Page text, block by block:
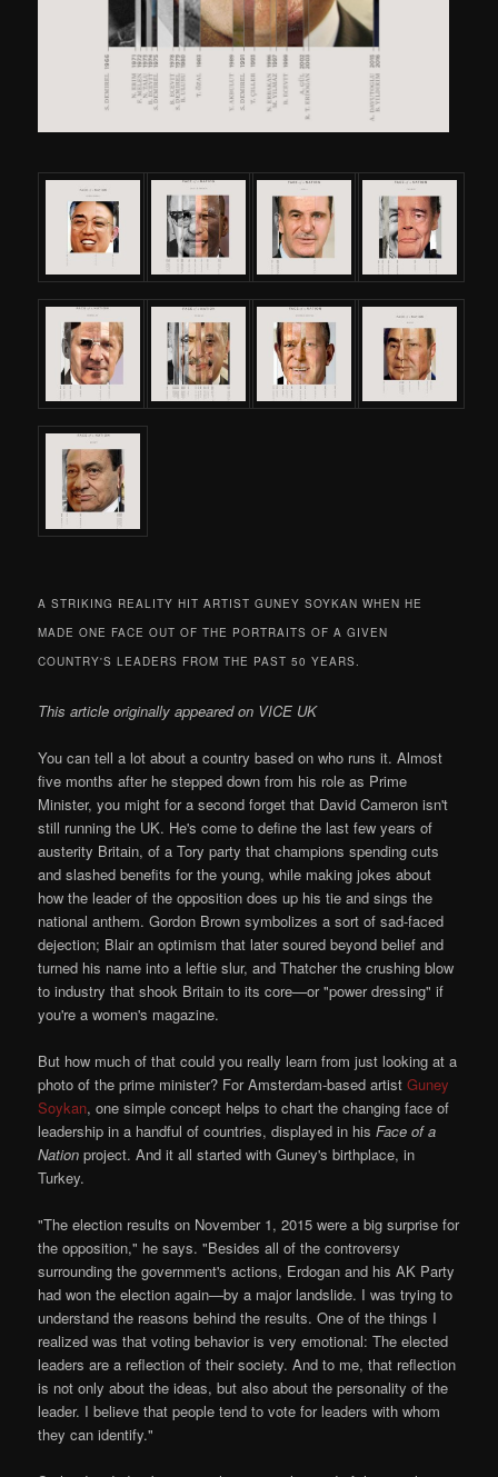
A STRIKING REALITY HIT ARTIST GUNEY SOYKAN WHEN HE
MADE ONE FACE OUT OF THE PORTRAITS OF A GIVEN
COUNTRY'S LEADERS FROM THE PAST 50 YEARS.
This article originally appeared on VICE UK
You can tell a lot about a country based on who runs it. Almost
five months after he stepped down from his role as Prime
Minister, you might for a second forget that David Cameron isn't
still running the UK. He's come to define the last few years of
austerity Britain, of a Tory party that champions spending cuts
and slashed benefits for the young, while making jokes about
how the leader of the opposition does up his tie and sings the
national anthem. Gordon Brown symbolizes a sort of sad-faced
dejection; Blair an optimism that later soured beyond belief and
turned his name into a leftie slur, and Thatcher the crushing blow
to industry that shook Britain to its core—or "power dressing" if
you're a women's magazine.
But how much of that could you really learn from just looking at a
photo of the prime minister? For Amsterdam-based artistGuney
Soykan, one simple concept helps to chart the changing face of
leadership in a handful of countries, displayed in hisFace of a
Nation project. And it all started with Guney's birthplace, in
Turkey.
"The election results on November 1, 2015 were a big surprise for
the opposition," he says. "Besides all of the controversy
surrounding the government's actions, Erdogan and his AK Party
had won the election again—by a major landslide. I was trying to
understand the reasons behind the results. One of the things I
realized was that voting behavior is very emotional: The elected
leaders are a reflection of their society. And to me, that reflection
is not only about the ideas, but also about the personality of the
leader. I believe that people tend to vote for leaders with whom
they can identify."